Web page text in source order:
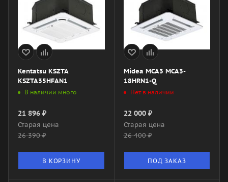
Kentatsu KSZTA
KSZTA35HFAN1
В наличии много
21 896 ₽
Старая цена
26 390₽
В КОРЗИНУ
Midea MCA3 MCA3-
18HRN1-Q
Нет в наличии
22 000₽
Старая цена
26 400₽
ПОД ЗАКАЗ